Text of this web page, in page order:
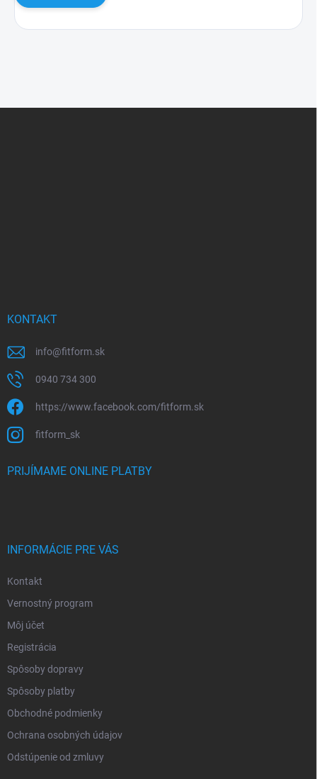
KONTAKT
info@fitform.sk
0940 734 300
https://www.facebook.com/fitform.sk
fitform_sk
PRIJÍMAME ONLINE PLATBY
INFORMÁCIE PRE VÁS
Kontakt
Vernostný program
Môj účet
Registrácia
Spôsoby dopravy
Spôsoby platby
Obchodné podmienky
Ochrana osobných údajov
Odstúpenie od zmluvy